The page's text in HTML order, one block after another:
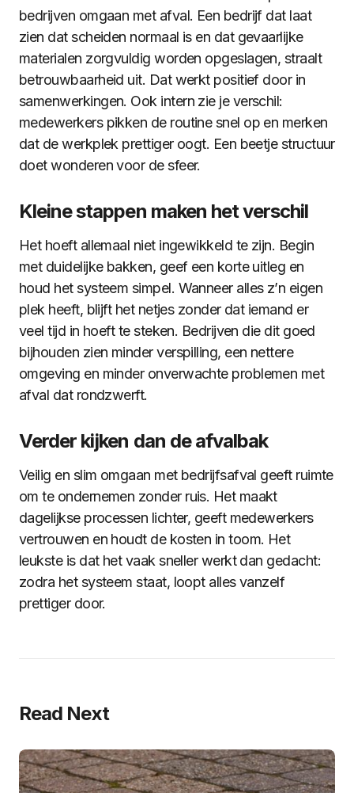
bedrijven omgaan met afval. Een bedrijf dat laat
zien dat scheiden normaal is en dat gevaarlijke
materialen zorgvuldig worden opgeslagen, straalt
betrouwbaarheid uit. Dat werkt positief door in
samenwerkingen. Ook intern zie je verschil:
medewerkers pikken de routine snel op en merken
dat de werkplek prettiger oogt. Een beetje structuur
doet wonderen voor de sfeer.
Kleine stappen maken het verschil
Het hoeft allemaal niet ingewikkeld te zijn. Begin
met duidelijke bakken, geef een korte uitleg en
houd het systeem simpel. Wanneer alles z’n eigen
plek heeft, blijft het netjes zonder dat iemand er
veel tijd in hoeft te steken. Bedrijven die dit goed
bijhouden zien minder verspilling, een nettere
omgeving en minder onverwachte problemen met
afval dat rondzwerft.
Verder kijken dan de afvalbak
Veilig en slim omgaan met bedrijfsafval geeft ruimte
om te ondernemen zonder ruis. Het maakt
dagelijkse processen lichter, geeft medewerkers
vertrouwen en houdt de kosten in toom. Het
leukste is dat het vaak sneller werkt dan gedacht:
zodra het systeem staat, loopt alles vanzelf
prettiger door.
Read Next